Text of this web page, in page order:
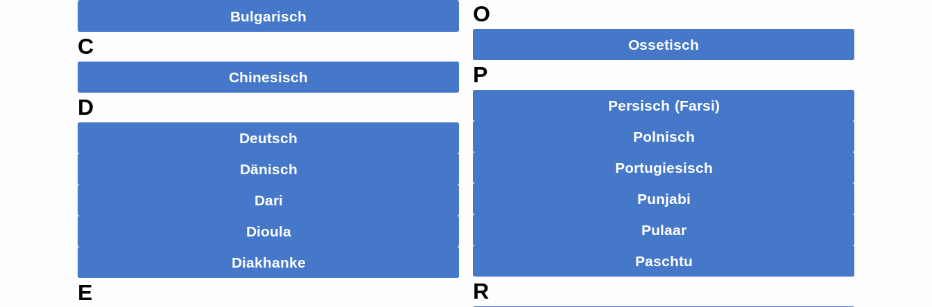
Bulgarisch
C
Chinesisch
D
Deutsch
Dänisch
Dari
Dioula
Diakhanke
E
O
Ossetisch
P
Persisch (Farsi)
Polnisch
Portugiesisch
Punjabi
Pulaar
Paschtu
R